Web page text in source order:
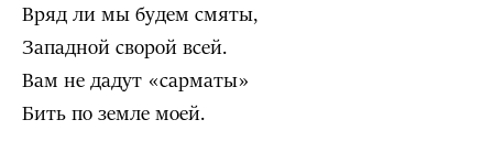
Вряд ли мы будем смяты,
Западной сворой всей.
Вам не дадут «сарматы»
Бить по земле моей.